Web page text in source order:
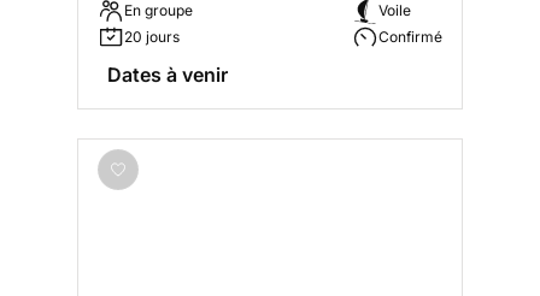
En groupe
20 jours
Voile
Confirmé
Dates à venir